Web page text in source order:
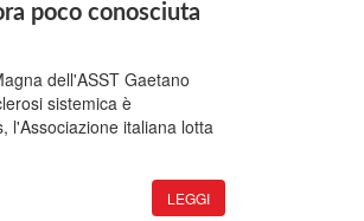
poco conosciuta
dell'ASST Gaetano
sistemica è
l'Associazione italiana lotta
LEGGI